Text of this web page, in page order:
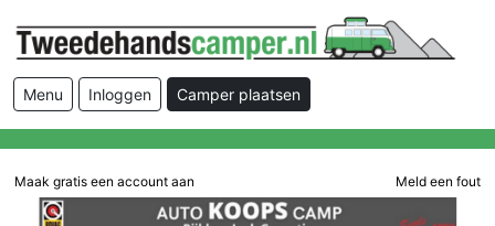
Menu Inloggen Camper plaatsen
Maak gratis een account aan Meld een fout